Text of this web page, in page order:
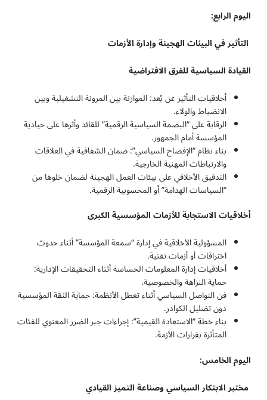
اليوم الرابع:
التأثير في البيئات الهجينة وإدارة الأزمات
القيادة السياسية للفرق الافتراضية
أخلاقيات التأثير عن بُعد: الموازنة بين المرونة التشغيلية وبين
الانضباط والولاء.
الرقابة على “البصمة السياسية الرقمية” للقائد وأثرها على حيادية
المؤسسة أمام الجمهور.
بناء نظام “الإفصاح السياسي”: ضمان الشفافية في العلاقات
والارتباطات المهنية الخارجية.
التدقيق الأخلاقي على بيئات العمل الهجينة لضمان خلوها من
“السياسات الهدامة” أو المحسوبية الرقمية.
أخلاقيات الاستجابة للأزمات المؤسسية الكبرى
المسؤولية الأخلاقية في إدارة “سمعة المؤسسة” أثناء حدوث
اختراقات أو أزمات تقنية.
أخلاقيات إدارة المعلومات الحساسة أثناء التحقيقات الإدارية:
حماية النزاهة والخصوصية.
فن التواصل السياسي أثناء تعطل الأنظمة: حماية الثقة المؤسسية
دون تضليل الكوادر.
بناء خطة “الاستعادة القيمية”: إجراءات جبر الضرر المعنوي للفئات
المتأثرة بقرارات الأزمة.
اليوم الخامس:
مختبر الابتكار السياسي وصناعة التميز القيادي